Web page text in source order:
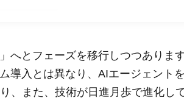
へとフェーズを移行しつつありま
導入とは異なり、AIエージェント
、また、技術が日進月歩で進化し